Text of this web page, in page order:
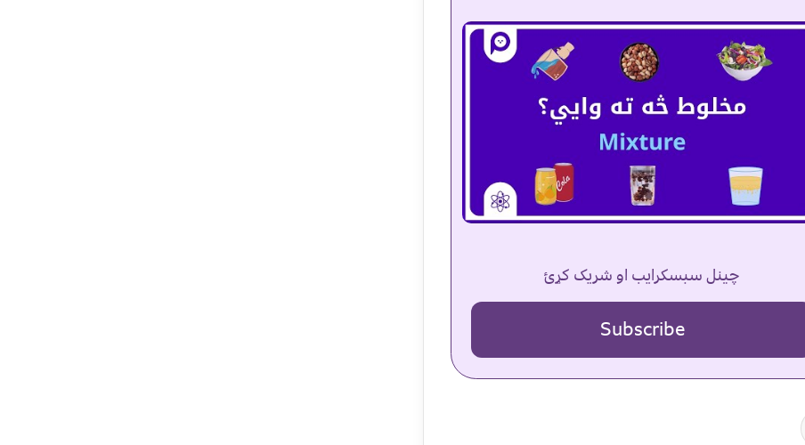
چینل سبسکرایب او شریک کړئ
Subscribe